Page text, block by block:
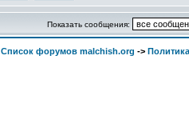
Показать сообщения:
Список форумов malchish.org ->